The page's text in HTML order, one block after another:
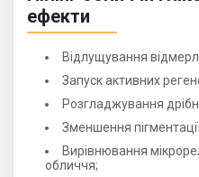
ефекти
Відлущування
Запуск активних
Розгладжування
Зменшення
Вирівнювання
обличчя;